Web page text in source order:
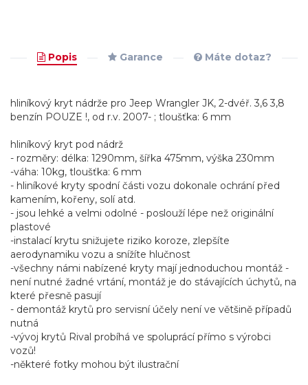
Popis Garance Máte dotaz?
hliníkový kryt nádrže pro Jeep Wrangler JK, 2-dvéř. 3,6 3,8
benzín POUZE !, od r.v. 2007- ; tloušťka: 6 mm
hliníkový kryt pod nádrž
- rozměry: délka: 1290mm, šířka 475mm, výška 230mm
-váha: 10kg, tloušťka: 6 mm
- hliníkové kryty spodní části vozu dokonale ochrání před
kamením, kořeny, solí atd.
- jsou lehké a velmi odolné - poslouží lépe než originální
plastové
-instalací krytu snižujete riziko koroze, zlepšíte
aerodynamiku vozu a snížíte hlučnost
-všechny námi nabízené kryty mají jednoduchou montáž -
není nutné žadné vrtání, montáž je do stávajících úchytů, na
které přesně pasují
- demontáž krytů pro servisní účely není ve většině případů
nutná
-vývoj krytů Rival probíhá ve spoluprácí přímo s výrobci
vozů!
-některé fotky mohou být ilustrační